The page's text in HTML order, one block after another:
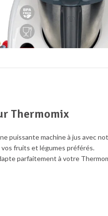
Thermomix
puissante machine à jus avec
fruits et légumes préférés.
parfaitement à votre